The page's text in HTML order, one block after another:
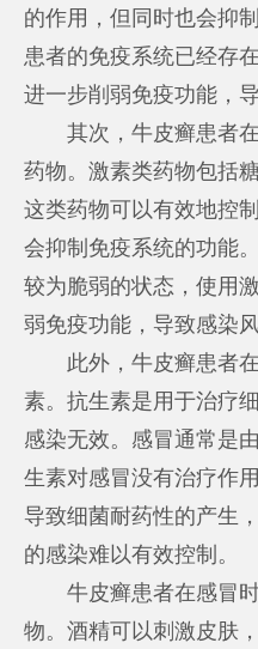
的作用，但同时也会抑
患者的免疫系统已经存
进一步削弱免疫功能，
其次，牛皮癣患者在
药物。激素类药物包括
这类药物可以有效地控
会抑制免疫系统的功能
较为脆弱的状态，使用
弱免疫功能，导致感染风
此外，牛皮癣患者在
素。抗生素是用于治疗
感染无效。感冒通常是
生素对感冒没有治疗作
导致细菌耐药性的产生
的感染难以有效控制。
牛皮癣患者在感冒时
物。酒精可以刺激皮肤